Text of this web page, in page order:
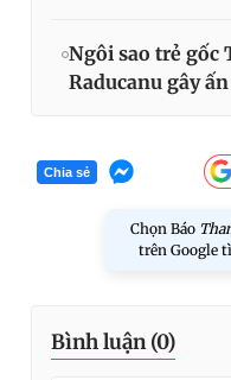
Ngôi sao trẻ gốc
Raducanu gây
Chia sẻ
Chọn Báo
trên Google
Bình luận (0)